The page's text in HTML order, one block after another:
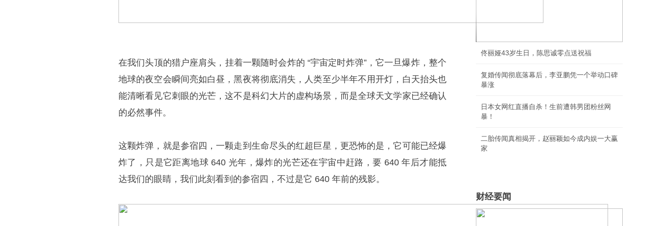
在我们头顶的猎户座肩头，挂着一颗随时会炸的 “宇宙定时炸弹”，它一旦爆炸，整个
地球的夜空会瞬间亮如白昼，黑夜将彻底消失，人类至少半年不用开灯，白天抬头也
能清晰看见它刺眼的光芒，这不是科幻大片的虚构场景，而是全球天文学家已经确认
的必然事件。
这颗炸弹，就是参宿四，一颗走到生命尽头的红超巨星，更恐怖的是，它可能已经爆
炸了，只是它距离地球 640 光年，爆炸的光芒还在宇宙中赶路，要 640 年后才能抵
达我们的眼睛，我们此刻看到的参宿四，不过是它 640 年前的残影。
佟丽娅43岁生日，陈思诚零点送祝福
复婚传闻彻底落幕后，李亚鹏凭一个举动口碑
暴涨
日本女网红直播自杀！生前遭韩男团粉丝网
暴！
二胎传闻真相揭开，赵丽颖如今成内娱一大赢
家
财经要闻